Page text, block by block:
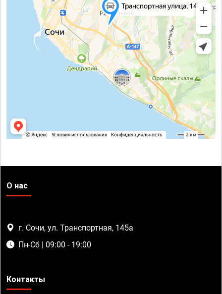
О нас
г. Сочи, ул. Транспортная, 145а
Пн-Сб | 09:00 - 19:00
Контакты